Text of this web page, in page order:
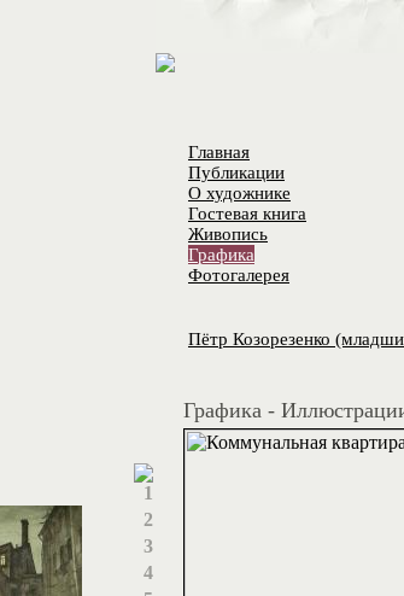
1
2
3
4
Главная
Публикации
О художнике
Гостевая книга
Живопись
Графика
Фотогалерея
Пётр Козорезенко
Графика -